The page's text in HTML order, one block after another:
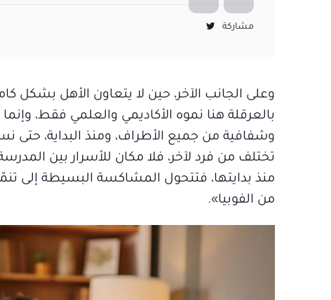
مشاركة
وعلى الجانب الآخر، حين لا يتعاون الأهل
بالعرقلة هنا نموه الأكاديمي والعلمي فقط،
وشفافية من جميع الأطراف، ومنذ البداية، حتى
تختلف من فرد لآخر، فلا مكان للأسرار بين
منذ بدايتها، فتتحول المشاكسة البسيطة إلى
من الفوبيا».